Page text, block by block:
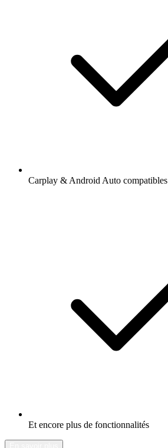
Carplay & Android Auto compatibles
Et encore plus de fonctionnalités